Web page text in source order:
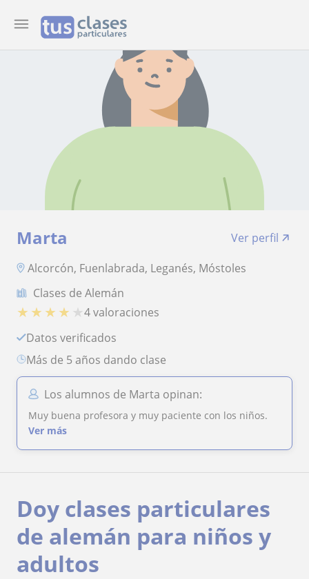
Marta
Ver perfil
Alcorcón, Fuenlabrada, Leganés, Móstoles
Clases de Alemán
★ ★ ★ ★ ★4 valoraciones
Datos verificados
más de 5 años dando clase
Los alumnos de Marta opinan:
Muy buena profesora y muy paciente con los niños.
Ver más
Doy clases particulares
de alemán para niños y
adultos